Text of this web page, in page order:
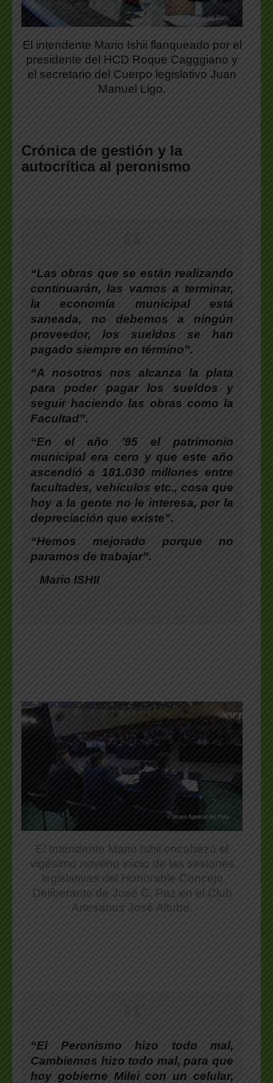
El intendente Mario Ishii flanqueado por el
presidente del HCD Roque Cagggiano y
el secretario del Cuerpo legislativo Juan
Manuel Ligo.
Crónica de gestión y la
autocrítica al peronismo
“Las obras que se están realizando
continuarán, las vamos a terminar,
la economía municipal está
saneada, no debemos a ningún
proveedor, los sueldos se han
pagado siempre en término”.
“A nosotros nos alcanza la plata
para poder pagar los sueldos y
seguir haciendo las obras como la
Facultad”.
“En el año ’95 el patrimonio
municipal era cero y que este año
ascendió a 181.030 millones entre
facultades, vehículos etc., cosa que
hoy a la gente no le interesa, por la
depreciación que existe”.
“Hemos mejorado porque no
paramos de trabajar”.
Mario ISHII
El Intendente Mario Ishii encabezó el
vigésimo noveno inicio de las sesiones
legislativas del Honorable Concejo
Deliberante de José C. Paz en el Club
Artesanos José Altube.
“El Peronismo hizo todo mal,
Cambiemos hizo todo mal, para que
hoy gobierne Milei con un celular,